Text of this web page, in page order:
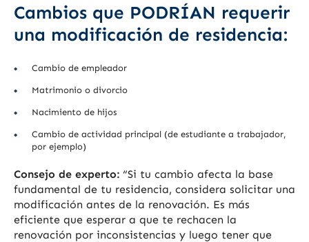
Cambios que PODRÍAN requerir
una modificación de residencia:
Cambio de empleador
Matrimonio o divorcio
Nacimiento de hijos
Cambio de actividad principal (de estudiante a trabajador,
por ejemplo)
Consejo de experto: “Si tu cambio afecta la base
fundamental de tu residencia, considera solicitar una
modificación antes de la renovación. Es más
eficiente que esperar a que te rechacen la
renovación por inconsistencias y luego tener que